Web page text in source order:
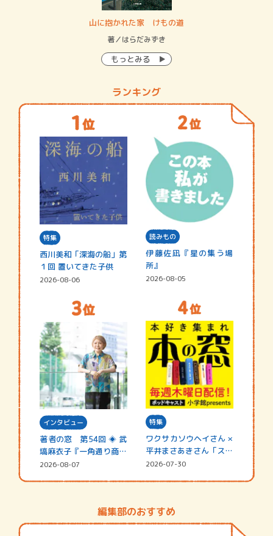
山に抱かれた家 けもの道
著／はらだみずき
もっとみる
ランキング
特集
西川美和「深海の船」第
１回 置いてきた子供
2026-08-06
読みもの
伊藤佐凪『星の集う場
所』
2026-08-05
インタビュー
著者の窓 第54回 ◈ 武
塙麻衣子『一角通り商店
街の…
2026-08-07
特集
ワクサカソウヘイさん ×
平井まさあきさん「スペ
シャ…
2026-07-30
編集部のおすすめ